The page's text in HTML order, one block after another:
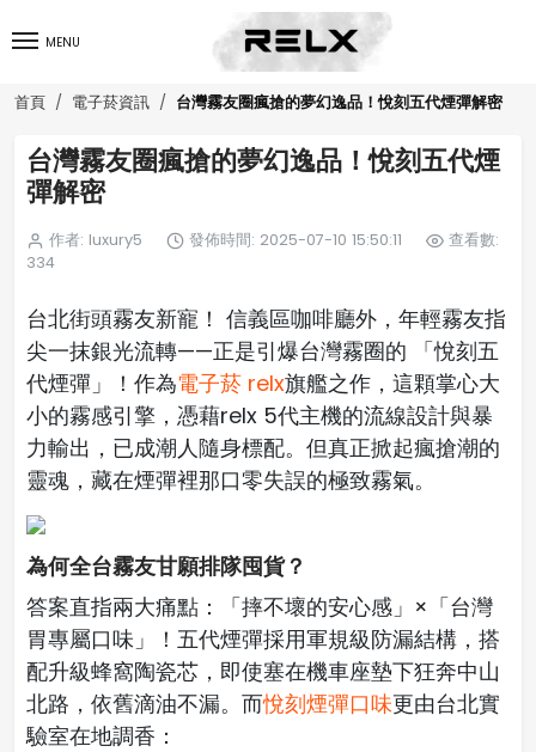
MENU
首頁 電子菸資訊 台灣霧友圈瘋搶的夢幻逸品！悅刻五代煙彈解密
台灣霧友圈瘋搶的夢幻逸品！悅刻五代煙
彈解密
作者: luxury5 發佈時間: 2025-07-10 15:50:11
查看數:
334
台北街頭霧友新寵！ 信義區咖啡廳外，年輕霧友指
尖一抹銀光流轉——正是引爆台灣霧圈的 「悅刻五
代煙彈」！作為電子菸 relx旗艦之作，這顆掌心大
小的霧感引擎，憑藉relx 5代主機的流線設計與暴
力輸出，已成潮人隨身標配。但真正掀起瘋搶潮的
靈魂，藏在煙彈裡那口零失誤的極致霧氣。
為何全台霧友甘願排隊囤貨？
答案直指兩大痛點：「摔不壞的安心感」×「台灣
胃專屬口味」！五代煙彈採用軍規級防漏結構，搭
配升級蜂窩陶瓷芯，即使塞在機車座墊下狂奔中山
北路，依舊滴油不漏。而悅刻煙彈口味更由台北實
驗室在地調香：